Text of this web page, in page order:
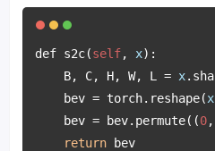
def s2c(self, x):
    B, C, H, W, L =
x
    bev = torch.reshape(
x
    bev = bev.permute((
0,
return bev